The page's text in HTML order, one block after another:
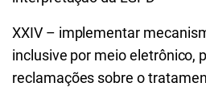
XXIV – implementar
inclusive por meio eletrônico,
reclamações sobre o